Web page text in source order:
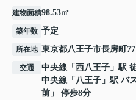
建物面積98.53㎡
築年数 予定
所在地 東京都八王子市長房町
交通 中央線 「 西八王子 」駅
中央線 「 八王子 」駅 バ
前」 停歩8分